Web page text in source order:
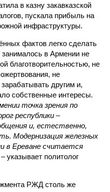
Модернизация железных
в Ереване считается
– указывает политолог
РЖД столь же
в закавказскую
железных дорогах не
но и постоянно
свой комментарий
концессии Пашинян со
могут
территории Армении
путями, а